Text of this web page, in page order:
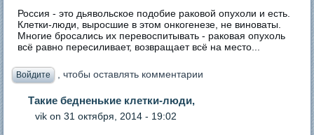
Россия - это дьявольское подобие раковой опухоли и есть.
Клетки-люди, выросшие в этом онкогенезе, не виноваты.
Многие бросались их перевоспитывать - раковая опухоль
всё равно пересиливает, возвращает всё на место...
Войдите , чтобы оставлять комментарии
Такие бедненькие клетки-люди,
vik on 31 октября, 2014 - 19:02